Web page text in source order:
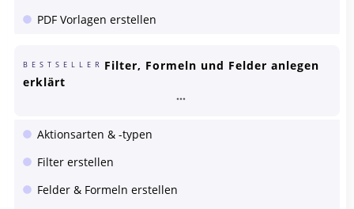
PDF Vorlagen erstellen
BESTSELLER Filter, Formeln und Felder anlegen
erklärt
Aktionsarten & -typen
Filter erstellen
Felder & Formeln erstellen